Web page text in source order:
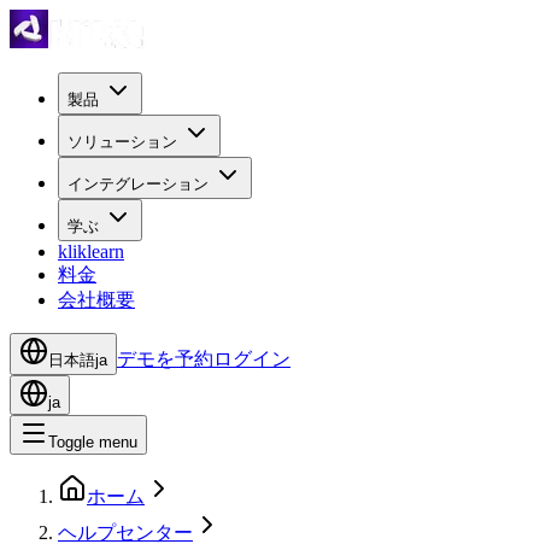
製品
ソリューション
インテグレーション
学ぶ
kliklearn
料金
会社概要
日本語ja デモを予約 ログイン
ja
Toggle menu
ホーム
ヘルプセンター